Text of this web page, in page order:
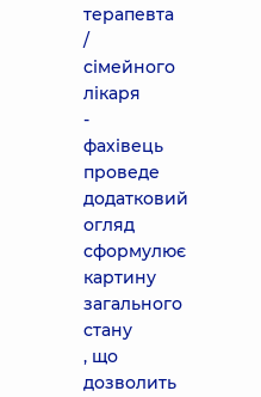
терапевта
/
сімейного
лікаря
-
фахівець
проведе
додатковий
огляд
сформулює
картину
загального
стану
, що
дозволить